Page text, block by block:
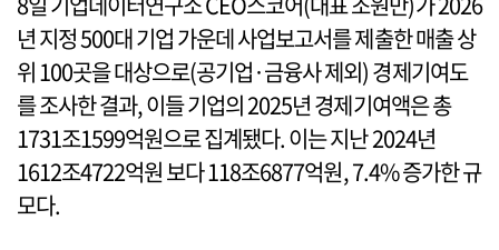
년 지정 500대 기업 가운데 사업보고서를 제출한 매출 상
위 100곳을 대상으로(공기업·금융사 제외) 경제기여도
를 조사한 결과, 이들 기업의 2025년 경제기여액은 총
1731조1599억원으로 집계됐다. 이는 지난 2024년
1612조4722억원 보다 118조6877억원, 7.4% 증가한 규
모다.